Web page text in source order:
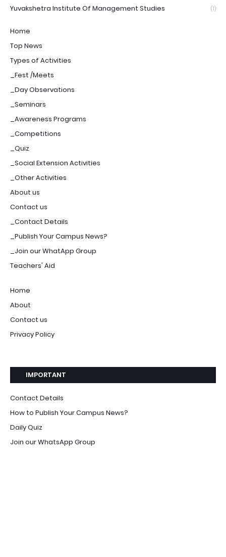
Yuvakshetra Institute Of Management Studies (1)
Home
Top News
Types of Activities
_Fest /Meets
_Day Observations
_Seminars
_Awareness Programs
_Competitions
_Quiz
_Social Extension Activities
_Other Activities
About us
Contact us
_Contact Details
_Publish Your Campus News?
_Join our WhatApp Group
Teachers' Aid
Home
About
Contact us
Privacy Policy
IMPORTANT
Contact Details
How to Publish Your Campus News?
Daily Quiz
Join our WhatsApp Group